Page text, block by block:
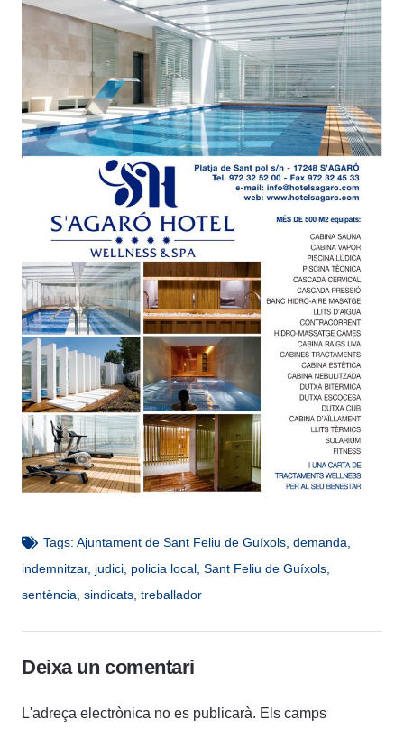
Tags: Ajuntament de Sant Feliu de Guíxols, demanda
indemnitzar, judici policia local Sant Feliu de Guíxols
sentència sindicats treballador
Deixa un comentari
L'adreça electrònica no es publicarà. Els camps